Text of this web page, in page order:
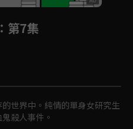
：第7集
世界中。純情的單身女研究生
殺人事件。